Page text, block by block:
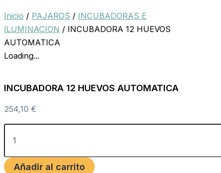
Inicio / PAJAROS / INCUBADORAS E
ILUMINACION / INCUBADORA 12 HUEVOS
AUTOMATICA
Loading...
INCUBADORA 12 HUEVOS AUTOMATICA
254,10 €
Añadir al carrito